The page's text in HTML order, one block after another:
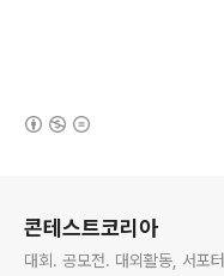
콘테스트코리아
대회. 공모전. 대외활동, 서포